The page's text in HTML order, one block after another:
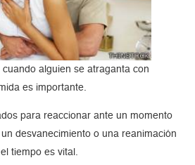
alguien se atraganta con
es importante.
para reaccionar ante un momento
desvanecimiento o una reanimación
tiempo es vital.